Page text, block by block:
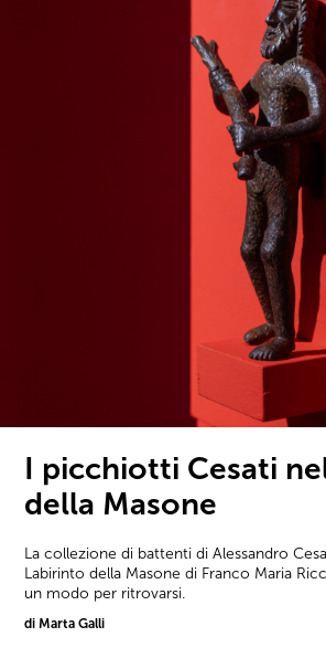
I picchiotti Cesati
della Masone
La collezione di battenti di Alessandro
Labirinto della Masone di Franco Maria
un modo per ritrovarsi.
di Marta Galli